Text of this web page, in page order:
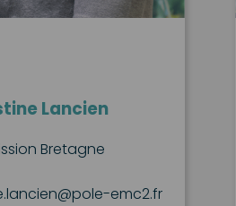
Lancien
Bretagne
emc2.fr